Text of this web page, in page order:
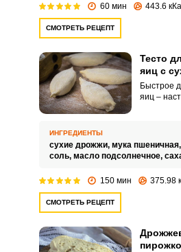
60 мин 443.6
СМОТРЕТЬ РЕЦЕПТ
Тесто
яиц с
Быстрое
яиц –
ИНГРЕДИЕНТЫ
сухие дрожжи, мука пшеничная,
соль, масло подсолнечное,
150 мин 375.98
СМОТРЕТЬ РЕЦЕПТ